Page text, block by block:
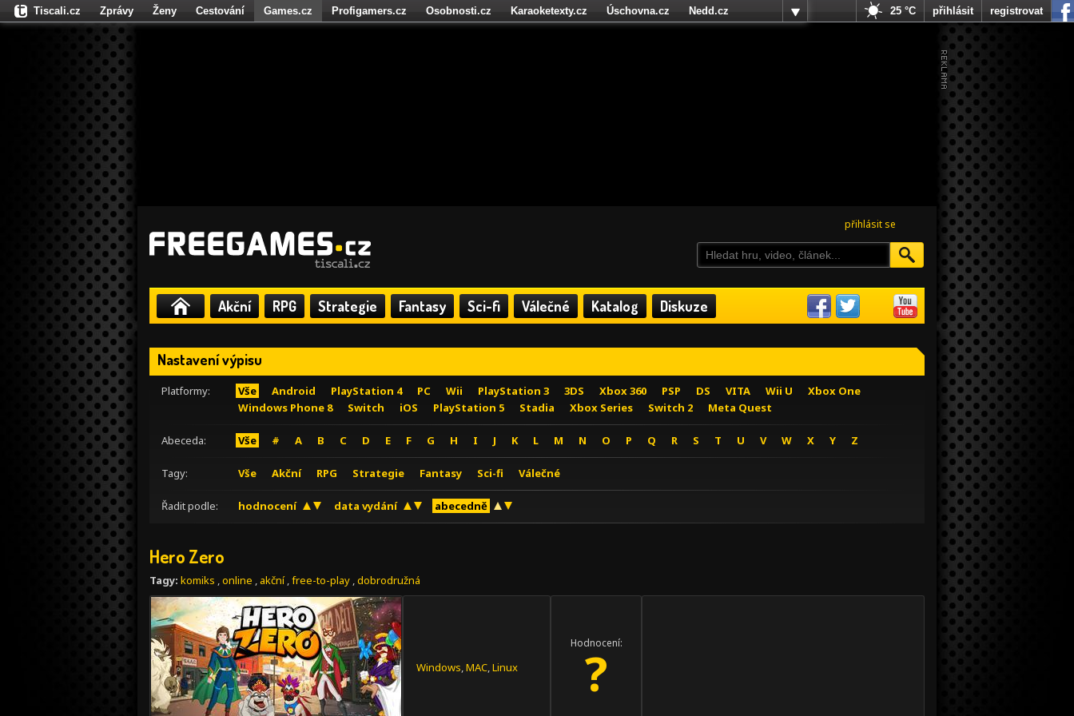
přihlásit se
Akční RPG Strategie Fantasy Sci-fi Válečné Katalog Diskuze
Nastavení výpisu
Platformy: Vše Android PlayStation 4 PC Wii PlayStation 3 3DS Xbox 360 PSP DS VITA Wii U
Xbox One
Windows Phone 8
Switch iOS PlayStation 5 Stadia Xbox Series Switch 2 Meta Quest
Abeceda: Vše # A B C D E F G H I J K L M N O P Q R S T U V W X Y Z
Tagy: Vše Akční RPG Strategie Fantasy Sci-fi Válečné
Řadit podle: hodnocení data vydání abecedně
Hero Zero
Tagy: komiks ,online , akční,free-to-play ,dobrodružná
Windows,MAC,Linux
Hodnocení:
?
Tiscali.cz Zprávy Ženy Cestování Games.cz Profigamers.cz Osobnosti.cz Karaoketexty.cz Úschovna.cz
Nedd.cz
Fights.cz
25 °C přihlásit registrovat